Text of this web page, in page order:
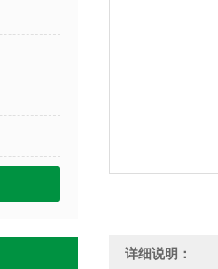
详细说明：